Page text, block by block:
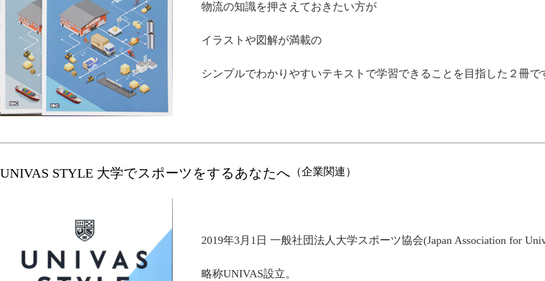
物流の知識を押さえておきたい方が
イラストや図解が満載の
シンプルでわかりやすいテキストで学習できることを目指した２冊で
UNIVAS STYLE 大学でスポーツをするあなたへ （企業関連）
2019年3月1日 一般社団法人大学スポーツ協会(Japan Association for
略称UNIVAS設立。